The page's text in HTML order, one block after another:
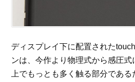
ディスプレイ下に配置された
ンは、今作より物理式から感圧
上でもっとも多く触る部分であ